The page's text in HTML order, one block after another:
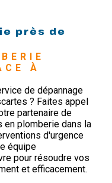
près de
À
de dépannage
? Faites appel
partenaire de
en plomberie dans la
d'urgence
équipe
pour résoudre vos
et efficacement.